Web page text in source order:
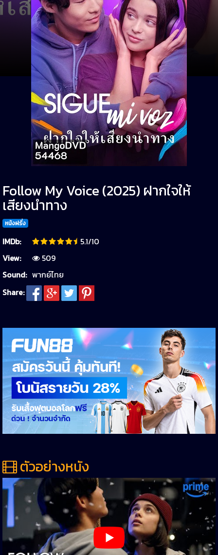
Follow My Voice (2025) ฝากใจให้
เสียงนำทาง
หนังฝรั่ง
IMDb:
5.1/10
View:
509
Sound: พากย์ไทย
Share:
ตัวอย่างหนัง